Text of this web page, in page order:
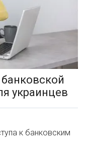
украинцев
к банковским